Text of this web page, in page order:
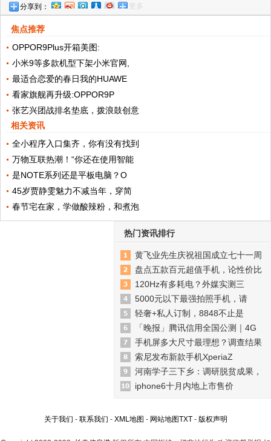
分享到： 更多
焦点推荐
OPPOR9Plus开箱美图:
小米9等多款机型下架小米官网,
最适合恋爱的春日我的HUAWE
看家旗舰再升级:OPPOR9P
张艺兴团战排名垫底，拨浪鼓创意
相关资讯
全小程序入口集齐，你有没有找到
万物互联热潮！“你还在使用智能
是NOTE系列还是平板电脑？O
45岁贾静雯魅力不减当年，穿简
春节宅在家，学做酸辣粉，和煮泡
热门资讯排行
黄飞业先生庆祝祖国成立七十一周
盘点五款百元超值手机，论性价比
120Hz有多耗电？外媒实测三
5000元以下最强拍照手机，请
轻奢+私人订制，8848不止是
「晚报」腾讯信用全国公测｜4G
手机屏多大尺寸最理想？调查结果
索尼发布新款手机XperiaZ
河南学子三下乡：调研脱贫成果，
iphone6十月内地上市售价
关于我们 - 联系我们 - XML地图 - 网站地图TXT- 版权声明